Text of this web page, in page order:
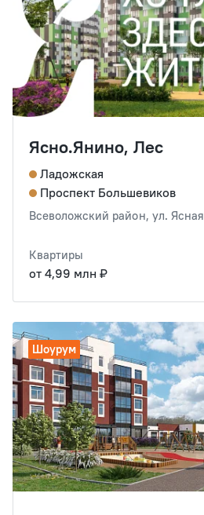
Ясно.Янино, Лес
Ладожская
Проспект Большевиков
Всеволожский район, ул. Ясная
Квартиры
от 4,99 млн ₽
Шоурум